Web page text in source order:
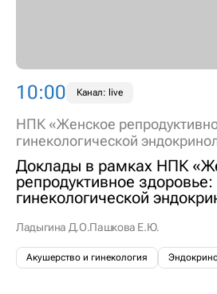
10:00 Канал: live
НПК «Женское
гинекологической
Доклады в рамках НПК
репродуктивное
гинекологической
Ладыгина Д.О.Пашкова Е.Ю.
Акушерство и гинекология